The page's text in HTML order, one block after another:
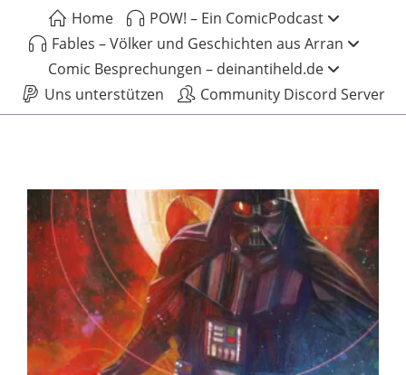
Home
POW! – Ein ComicPodcast
Fables – Völker und Geschichten aus Arran
Comic Besprechungen – deinantiheld.de
Uns unterstützen
Community Discord Server